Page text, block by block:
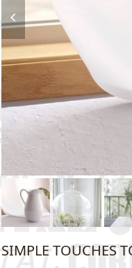
SIMPLE TOUCHES